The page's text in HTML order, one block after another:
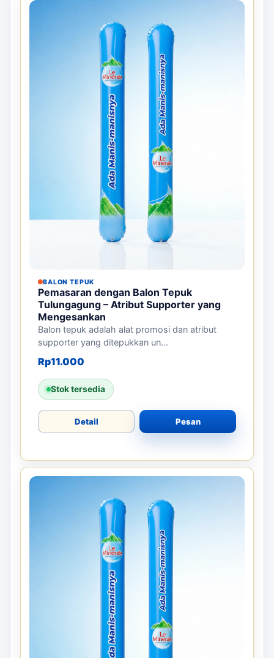
BALON TEPUK
Pemasaran dengan Balon Tepuk
Tulungagung – Atribut Supporter yang
Mengesankan
Balon tepuk adalah alat promosi dan atribut
supporter yang ditepukkan un...
Rp11.000
Stok tersedia
Detail Pesan